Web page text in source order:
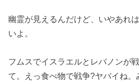
幽霊が見えるんだけど、いやあれ
いよ。
フムスでイスラエルとレバノンが
て。えっ食べ物で戦争?ヤバイね。